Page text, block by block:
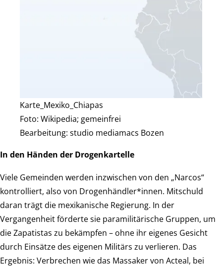
Karte_Mexiko_Chiapas
Foto: Wikipedia; gemeinfrei
Bearbeitung: studio mediamacs Bozen
In den Händen der Drogenkartelle
Viele Gemeinden werden inzwischen von den „Narcos“
kontrolliert, also von Drogenhändler*innen. Mitschuld
daran trägt die mexikanische Regierung. In der
Vergangenheit förderte sie paramilitärische Gruppen, um
die Zapatistas zu bekämpfen – ohne ihr eigenes Gesicht
durch Einsätze des eigenen Militärs zu verlieren. Das
Ergebnis: Verbrechen wie das Massaker von Acteal, bei